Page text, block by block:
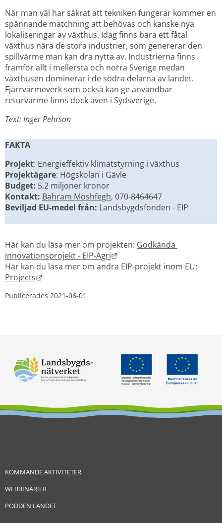
När man väl har säkrat att tekniken fungerar kommer en
spännande matchning att behövas och kanske nya
lokaliseringar av växthus. Idag finns bara ett fåtal
växthus nära de stora industrier, som genererar den
spillvärme man kan dra nytta av. Industrierna finns
framför allt i mellersta och norra Sverige medan
växthusen dominerar i de södra delarna av landet.
Fjärrvärmeverk som också kan ge användbar
returvärme finns dock även i Sydsverige.
Text: Inger Pehrson
FAKTA
Projekt: Energieffektiv klimatstyrning i växthus
Projektägare: Högskolan i Gävle
Budget: 5,2 miljoner kronor
Kontakt: Bahram Moshfegh, 070-8464647
Beviljad EU-medel från: Landsbygdsfonden - EIP
Här kan du läsa mer om projekten: Godkända
innovationsprojekt - EIP-Agri
Projects
Publicerades 2021-06-01
KOMMANDE AKTIVITETER
WEBBINARIER
PODDEN LANDET